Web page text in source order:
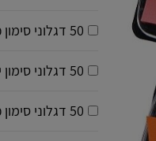
50 דגלוני סימון כחולים 680-2 במעמד
50 דגלוני סימון ירוקים 680-3 במעמד
50 דגלוני סימון כתומים 680-4 במעמד